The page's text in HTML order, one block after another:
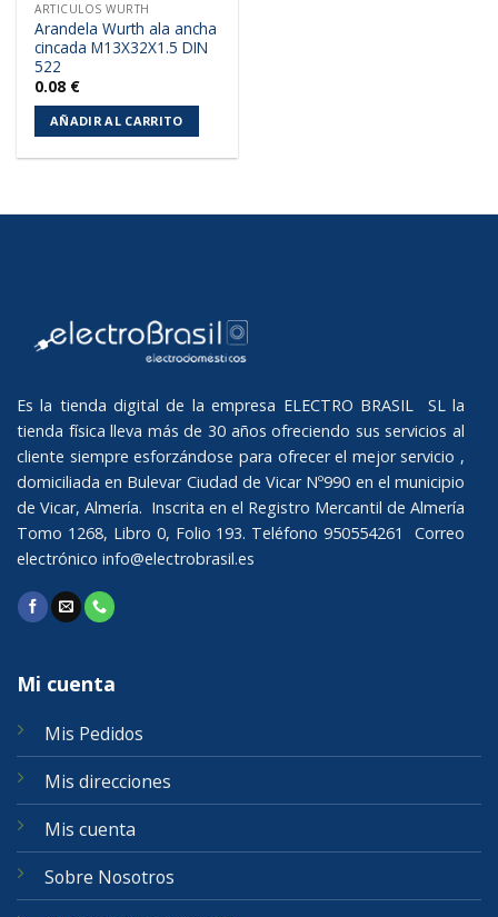
ARTICULOS WURTH
Arandela Wurth ala ancha
cincada M13X32X1.5 DIN
522
0.08 €
AÑADIR AL CARRITO
Es la tienda digital de la empresa ELECTRO BRASIL SL la
tienda física lleva más de 30 años ofreciendo sus servicios al
cliente siempre esforzándose para ofrecer el mejor servicio ,
domiciliada en Bulevar Ciudad de Vicar Nº990 en el municipio
de Vicar, Almería. Inscrita en el Registro Mercantil de Almería
Tomo 1268, Libro 0, Folio 193. Teléfono 950554261 Correo
electrónico info@electrobrasil.es
Mi cuenta
Mis Pedidos
Mis direcciones
Mis cuenta
Sobre Nosotros